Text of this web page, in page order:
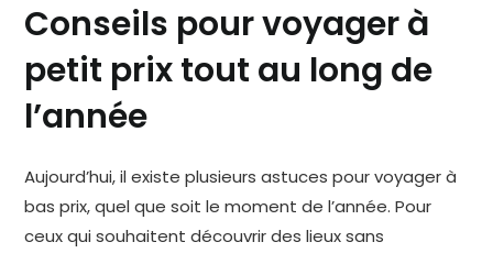
Conseils pour voyager à
petit prix tout au long de
l’année
Aujourd’hui, il existe plusieurs astuces pour voyager à
bas prix, quel que soit le moment de l’année. Pour
ceux qui souhaitent découvrir des lieux sans